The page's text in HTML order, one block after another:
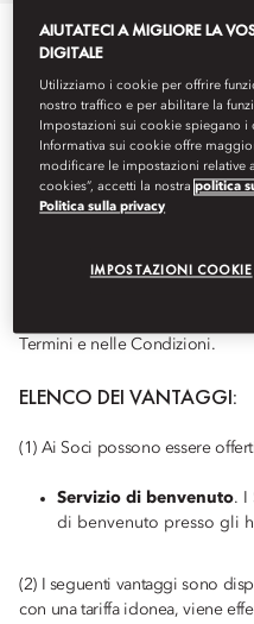
VANTAGGI FANS OF
Di seguito si elencano i
Tali Vantaggi possono essere
o eliminati da MOHG, a sua
tutte le sedi degli Hotel MO. I
soggetti ai Termini e Condizioni
Fans of M.O. -
Termini e nelle Condizioni.
ELENCO DEI VANTAGGI:
(1) Ai Soci possono essere
Servizio di benvenuto. I
di benvenuto presso gli
(2) I seguenti vantaggi sono
con una tariffa idonea, viene
AIUTATECI A MIGLIORE LA
DIGITALE
Utilizziamo i cookie per offrire
nostro traffico e per abilitare la
Impostazioni sui cookie spiegano i
Informativa sui cookie offre
modificare le impostazioni relative
cookies”, accetti la nostrapolitica
Politica sulla privacy
IMPOSTAZIONI COOKIE